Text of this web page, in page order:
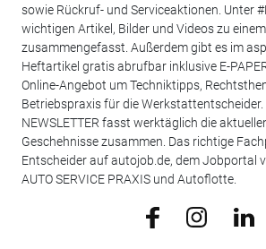
sowie Rückruf- und Serviceaktionen. Unter
wichtigen Artikel, Bilder und Videos zu
zusammengefasst. Außerdem gibt es im
Heftartikel gratis abrufbar inklusive E-
Online-Angebot um Techniktipps,
Betriebspraxis für die
NEWSLETTER fasst werktäglich die
Geschehnisse zusammen. Das richtige
Entscheider auf autojob.de, dem Jobportal
AUTO SERVICE PRAXIS und Autoflotte.